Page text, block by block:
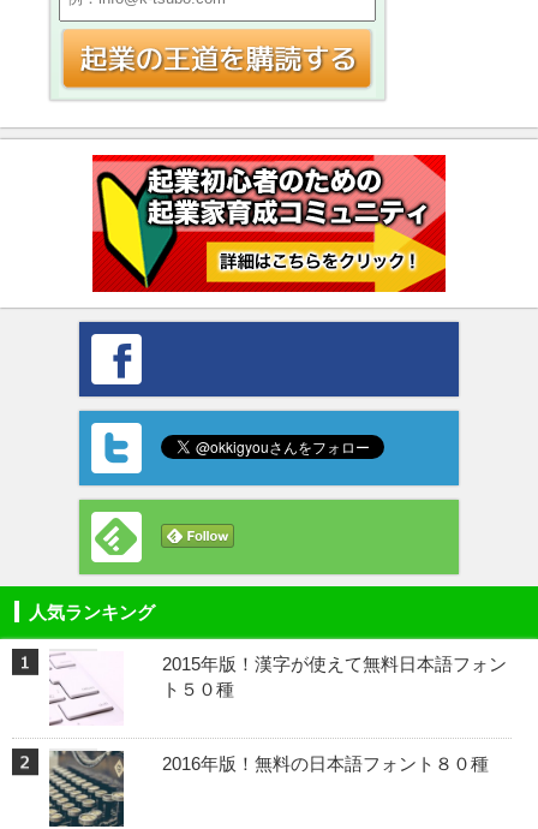
人気ランキング
2015年版！漢字が使えて無料日本語フォン
ト５０種
2016年版！無料の日本語フォント８０種